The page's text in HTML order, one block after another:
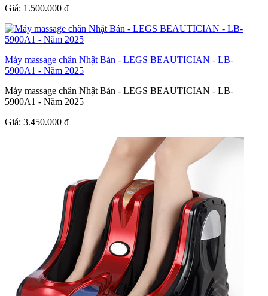
Giá: 1.500.000 đ
Máy massage chân Nhật Bản - LEGS BEAUTICIAN - LB-
5900A1 - Năm 2025
Máy massage chân Nhật Bản - LEGS BEAUTICIAN - LB-
5900A1 - Năm 2025
Giá: 3.450.000 đ